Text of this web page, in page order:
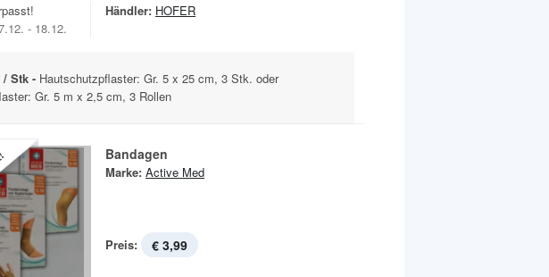
- 18.12.
Händler: HOFER
/ Stk - Hautschutzpflaster: Gr. 5 x 25 cm, 3 Stk. oder
Gr. 5 m x 2,5 cm, 3 Rollen
Bandagen
Marke: Active Med
Preis: € 3,99